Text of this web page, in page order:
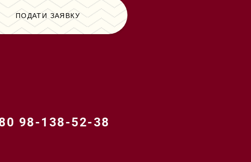
ПОДАТИ ЗАЯВКУ
138-52-38